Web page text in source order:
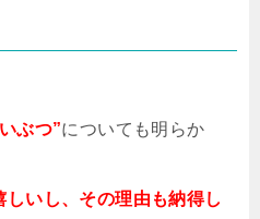
ぶつ”についても明らか
いし、その理由も納得し